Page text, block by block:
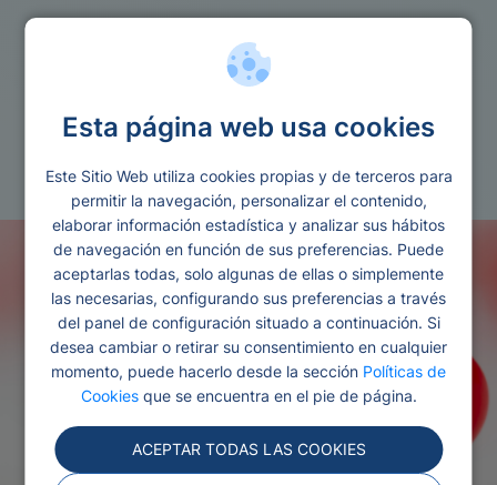
Esta página web usa cookies
Este Sitio Web utiliza cookies propias y de terceros para
permitir la navegación, personalizar el contenido,
elaborar información estadística y analizar sus hábitos
de navegación en función de sus preferencias. Puede
aceptarlas todas, solo algunas de ellas o simplemente
las necesarias, configurando sus preferencias a través
del panel de configuración situado a continuación. Si
desea cambiar o retirar su consentimiento en cualquier
momento, puede hacerlo desde la sección Políticas de
Cookiesque se encuentra en el pie de página.
ACEPTAR TODAS LAS COOKIES
Black friday 2021 prestamos y tarjetas de
credito